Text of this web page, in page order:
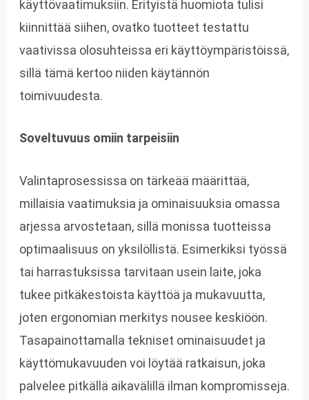
käyttövaatimuksiin. Erityistä huomiota tulisi
kiinnittää siihen, ovatko tuotteet testattu
vaativissa olosuhteissa eri käyttöympäristöissä,
sillä tämä kertoo niiden käytännön
toimivuudesta.
Soveltuvuus omiin tarpeisiin
Valintaprosessissa on tärkeää määrittää,
millaisia vaatimuksia ja ominaisuuksia omassa
arjessa arvostetaan, sillä monissa tuotteissa
optimaalisuus on yksilöllistä. Esimerkiksi työssä
tai harrastuksissa tarvitaan usein laite, joka
tukee pitkäkestoista käyttöä ja mukavuutta,
joten ergonomian merkitys nousee keskiöön.
Tasapainottamalla tekniset ominaisuudet ja
käyttömukavuuden voi löytää ratkaisun, joka
palvelee pitkällä aikavälillä ilman kompromisseja.